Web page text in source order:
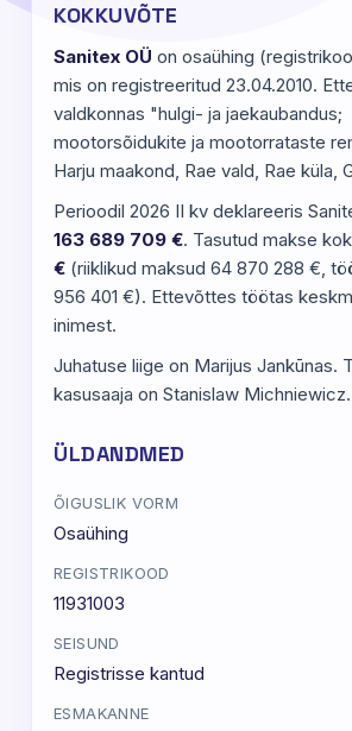
KOKKUVÕTE
Sanitex OÜ on osaühing
mis on registreeritud 23.04.2010.
valdkonnas "hulgi- ja jaekaubandus;
mootorsõidukite ja mootorrataste
Harju maakond, Rae vald, Rae küla,
Perioodil 2026 II kv deklareeris
163 689 709 €. Tasutud makse
€ (riiklikud maksud 64 870 288 €,
956 401 €). Ettevõttes töötas
inimest.
Juhatuse liige on Marijus Jankūnas.
kasusaaja on Stanislaw Michniewicz.
ÜLDANDMED
ÕIGUSLIK VORM
Osaühing
REGISTRIKOOD
11931003
SEISUND
Registrisse kantud
ESMAKANNE